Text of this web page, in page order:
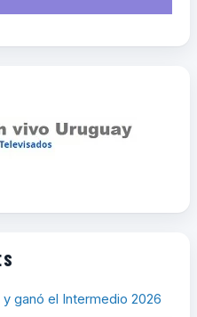
ganó el Intermedio 2026